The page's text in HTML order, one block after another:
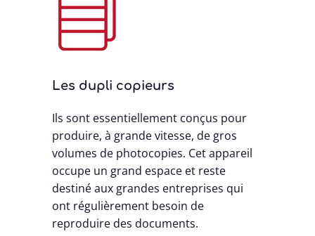
Les dupli copieurs
Ils sont essentiellement conçus pour
produire, à grande vitesse, de gros
volumes de photocopies. Cet appareil
occupe un grand espace et reste
destiné aux grandes entreprises qui
ont régulièrement besoin de
reproduire des documents.